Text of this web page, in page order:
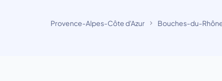
Provence-Alpes-Côte d'Azur Bouches-du-